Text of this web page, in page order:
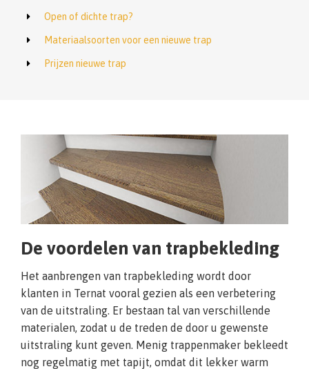
Open of dichte trap?
Materiaalsoorten voor een nieuwe trap
Prijzen nieuwe trap
De voordelen van trapbekleding
Het aanbrengen van trapbekleding wordt door
klanten in Ternat vooral gezien als een verbetering
van de uitstraling. Er bestaan tal van verschillende
materialen, zodat u de treden de door u gewenste
uitstraling kunt geven. Menig trappenmaker bekleedt
nog regelmatig met tapijt, omdat dit lekker warm